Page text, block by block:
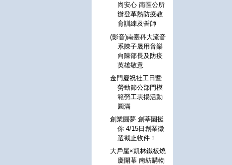
尚安心 南區公所
辦登革熱防疫教
育訓練及誓師
(影音)南臺科大流音
系陳子晟用音樂
向陳部長及防疫
英雄敬意
金門慶祝社工日暨
勞動節公部門模
範勞工表揚活動
圓滿
創業圓夢 創莘園挺
你 4/15日創業徵
選截止收件！
大戶屋×凱林鐵板燒
慶開幕 南紡購物